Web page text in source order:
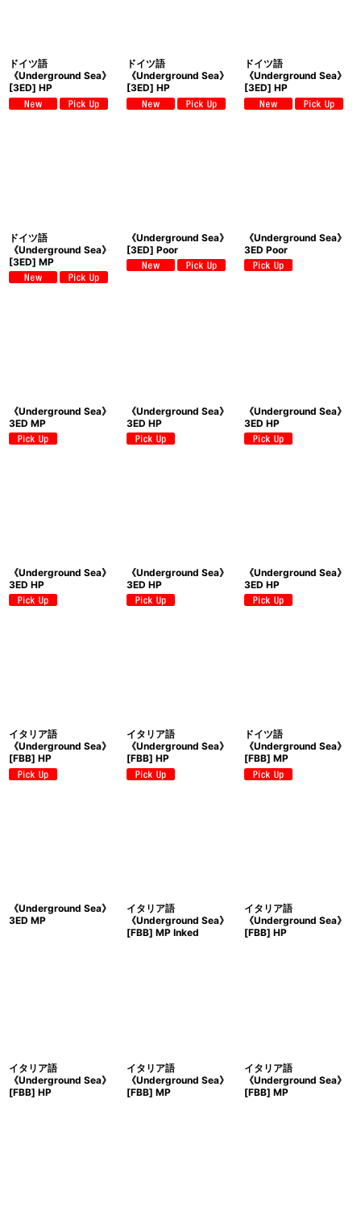
ドイツ語
《Underground Sea》
[3ED] HP
ドイツ語
《Underground Sea》
[3ED] HP
ドイツ語
《Underground Sea》
[3ED] HP
ドイツ語
《Underground Sea》
[3ED] MP
《Underground Sea》
[3ED] Poor
《Underground Sea》
3ED Poor
《Underground Sea》
3ED MP
《Underground Sea》
3ED HP
《Underground Sea》
3ED HP
《Underground Sea》
3ED HP
《Underground Sea》
3ED HP
《Underground Sea》
3ED HP
イタリア語
《Underground Sea》
[FBB] HP
イタリア語
《Underground Sea》
[FBB] HP
ドイツ語
《Underground Sea》
[FBB] MP
《Underground Sea》
3ED MP
イタリア語
《Underground Sea》
[FBB] MP Inked
イタリア語
《Underground Sea》
[FBB] HP
イタリア語
《Underground Sea》
[FBB] HP
イタリア語
《Underground Sea》
[FBB] MP
イタリア語
《Underground Sea》
[FBB] MP